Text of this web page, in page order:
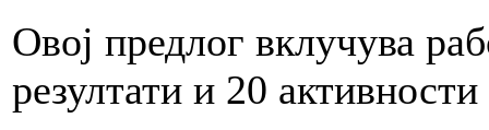
Овој предлог вклучува
резултати и 20